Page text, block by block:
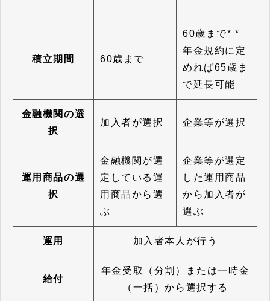
積立期間 60歳まで
60歳まで* *
年金規約に定
めれば65歳ま
で延長可能
金融機関の選
択
加入者が選択 企業等が選択
運用商品の選
択
金融機関が選
定している運
用商品から選
ぶ
企業等が選定
した運用商品
から加入者が
選ぶ
運用 加入者本人が行う
給付
年金受取（分割）または一時金
（一括）から選択する